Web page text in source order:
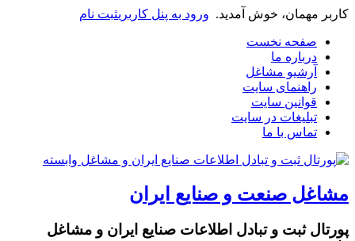
کاربر مهمان، خوش آمدید. ورود به پنل کاربریثبت نام
صفحه نخست
درباره ما
آرشیو مشاغل
راهنمای سایت
قوانین سایت
تبلیغات در سایت
تماس با ما
مشاغل صنعت و صنایع ایران
پورتال ثبت و تبادل اطلاعات صنایع ایران و مشاغل